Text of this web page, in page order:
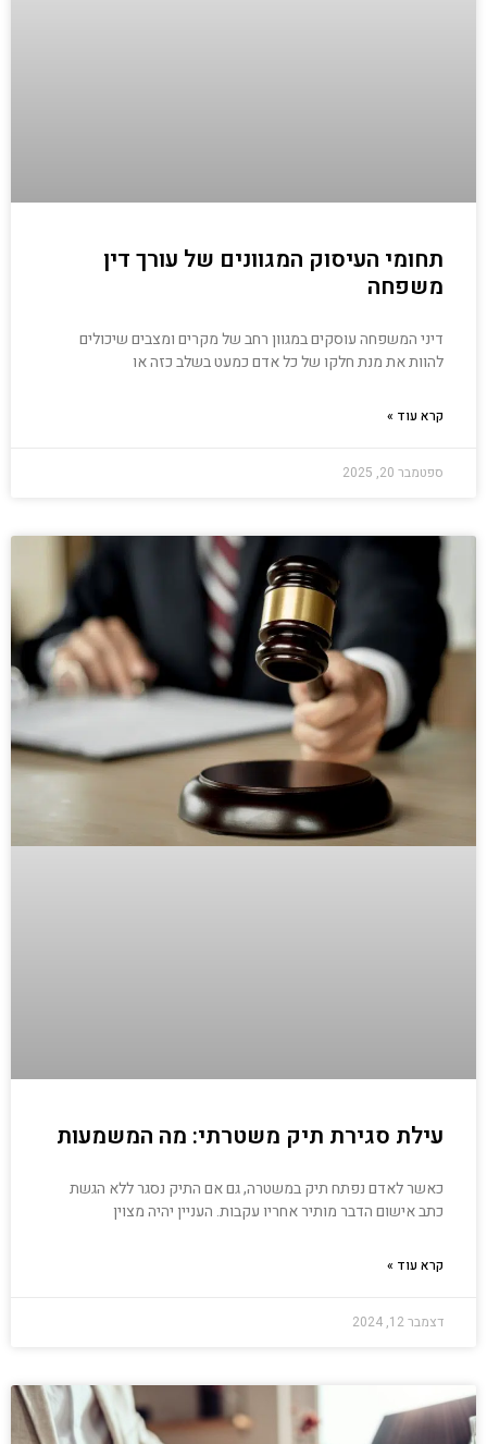
תחומי העיסוק המגוונים של עורך דין
משפחה
דיני המשפחה עוסקים במגוון רחב של מקרים ומצבים שיכולים
להוות את מנת חלקו של כל אדם כמעט בשלב כזה או
קרא עוד »
ספטמבר 20, 2025
עילת סגירת תיק משטרתי: מה המשמעות
כאשר לאדם נפתח תיק במשטרה, גם אם התיק נסגר ללא הגשת
כתב אישום הדבר מותיר אחריו עקבות. העניין יהיה מצוין
קרא עוד »
דצמבר 12, 2024